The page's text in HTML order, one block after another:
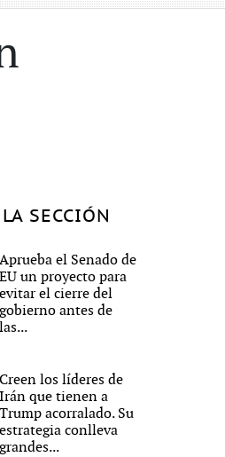
SECCIÓN
Aprueba el Senado de
EU un proyecto para
evitar el cierre del
gobierno antes de
las...
Creen los líderes de
Irán que tienen a
Trump acorralado. Su
estrategia conlleva
grandes...